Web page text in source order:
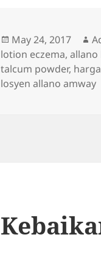
o
o
k
p
p
Posted
on
May 24, 2017
lotion eczema,
talcum powder,
losyen allano amway